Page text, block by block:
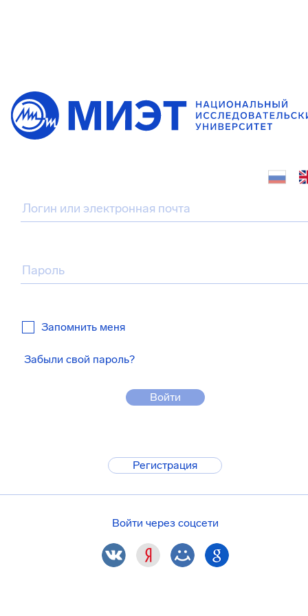
Запомнить меня
Забыли свой пароль?
Войти
Регистрация
Войти через соцсети